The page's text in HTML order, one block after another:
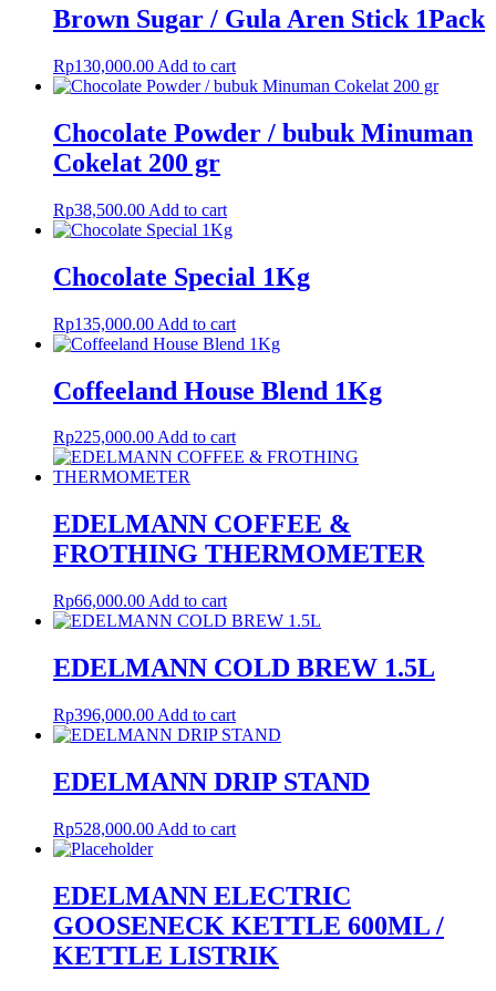
Brown Sugar / Gula Aren Stick 1Pack
Rp130,000.00 Add to cart
Chocolate Powder / bubuk Minuman
Cokelat 200 gr
Rp38,500.00 Add to cart
Chocolate Special 1Kg
Rp135,000.00 Add to cart
Coffeeland House Blend 1Kg
Rp225,000.00Add to cart
EDELMANN COFFEE &
FROTHING THERMOMETER
Rp66,000.00 Add to cart
EDELMANN COLD BREW 1.5L
Rp396,000.00 Add to cart
EDELMANN DRIP STAND
Rp528,000.00 Add to cart
EDELMANN ELECTRIC
GOOSENECK KETTLE 600ML /
KETTLE LISTRIK